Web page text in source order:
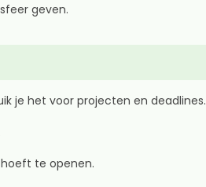
geven.
je het voor projecten en deadlines.
te openen.